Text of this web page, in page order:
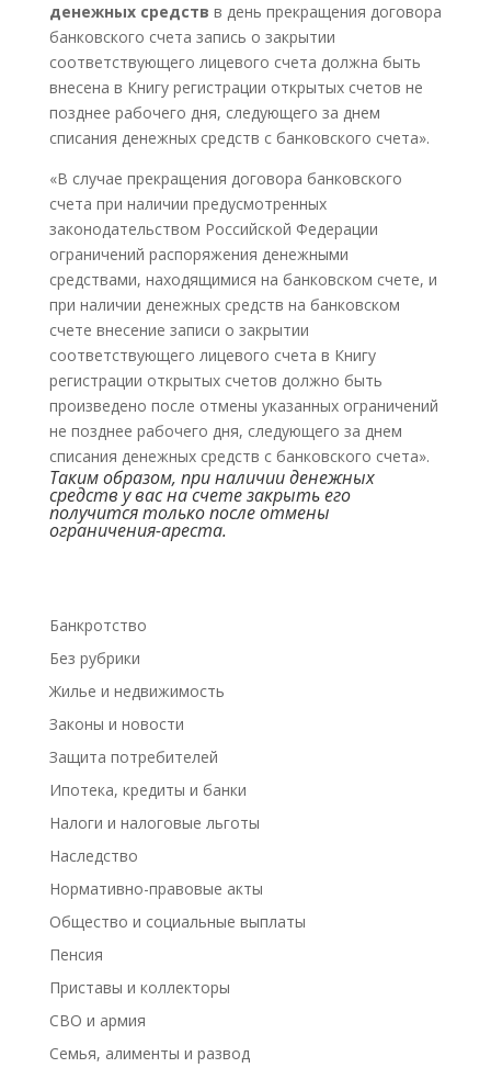
денежных средств в день прекращения договора
банковского счета запись о закрытии
соответствующего лицевого счета должна быть
внесена в Книгу регистрации открытых счетов не
позднее рабочего дня, следующего за днем
списания денежных средств с банковского счета».
«В случае прекращения договора банковского
счета при наличии предусмотренных
законодательством Российской Федерации
ограничений распоряжения денежными
средствами, находящимися на банковском счете, и
при наличии денежных средств на банковском
счете внесение записи о закрытии
соответствующего лицевого счета в Книгу
регистрации открытых счетов должно быть
произведено после отмены указанных ограничений
не позднее рабочего дня, следующего за днем
списания денежных средств с банковского счета».
Таким образом, при наличии денежных
средств у вас на счете закрыть его
получится только после отмены
ограничения-ареста.
Банкротство
Без рубрики
Жилье и недвижимость
Законы и новости
Защита потребителей
Ипотека, кредиты и банки
Налоги и налоговые льготы
Наследство
Нормативно-правовые акты
Общество и социальные выплаты
Пенсия
Приставы и коллекторы
СВО и армия
Семья, алименты и развод